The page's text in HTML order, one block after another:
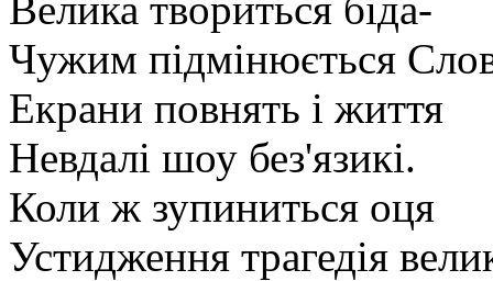
Чужим підмінюється
Екрани повнять і життя
Невдалі шоу без'язикі.
Коли ж зупиниться оця
Устидження трагедія